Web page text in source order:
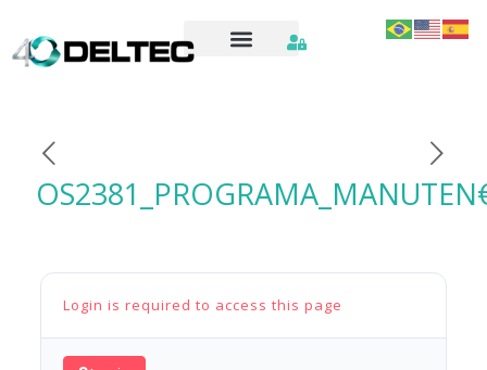
Login is required to access this page